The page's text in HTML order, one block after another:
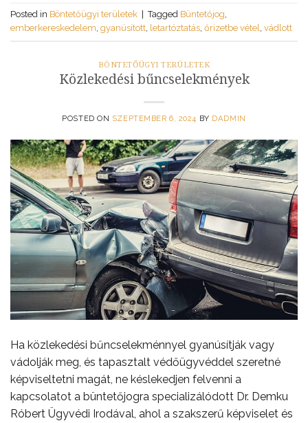
Posted in Böntetőügyi területek Tagged Büntetőjog,
emberkereskedelem, gyanúsított, letartóztatás, őrizetbe vétel, vádlott
BÖNTETŐÜGYI TERÜLETEK
Közlekedési bűncselekmények
POSTED ON SZEPTEMBER 6, 2024 BY DADMIN
Ha közlekedési bűncselekménnyel gyanúsítják vagy
vádolják meg, és tapasztalt védőügyvéddel szeretné
képviseltetni magát, ne késlekedjen felvenni a
kapcsolatot a büntetőjogra specializálódott Dr. Demku
Róbert Ügyvédi Irodával, ahol a szakszerű képviselet és